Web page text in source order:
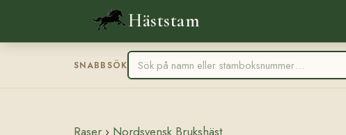
Häststam
SNABBSÖK
Raser › Nordsvensk Brukshäst